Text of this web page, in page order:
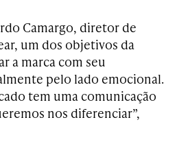
Camargo, diretor de
um dos objetivos da
a marca com seu
pelo lado emocional.
tem uma comunicação
nos diferenciar”,